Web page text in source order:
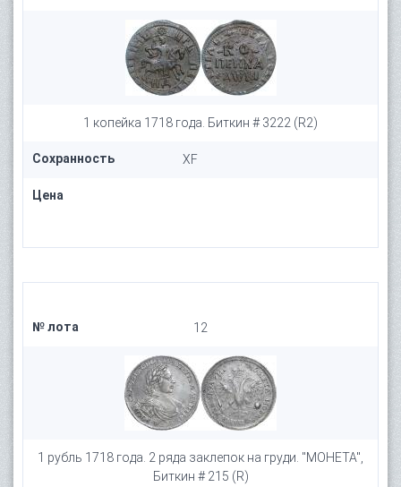
1 копейка 1718 года. Биткин # 3222 (R2)
Сохранность XF
Цена
№ лота 12
1 рубль 1718 года. 2 ряда заклепок на груди. "МОНЕТА",
Биткин # 215 (R)